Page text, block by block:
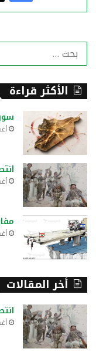
الأكثر قراءة
أخر المقالات